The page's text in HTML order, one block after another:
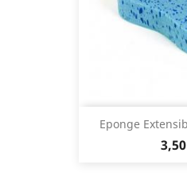
Eponge
Prix